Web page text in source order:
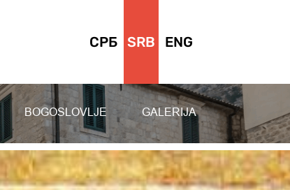
СРБ SRB ENG
BOGOSLOVLJE GALERIJA